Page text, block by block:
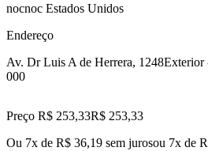
nocnoc Estados Unidos
Endereço
Av. Dr Luis A de Herrera, 1248Exterior
000
Preço R$ 253,33R$ 253,33
Ou 7x de R$ 36,19 sem jurosou 7x de